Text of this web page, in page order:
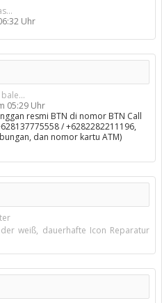
Uhr
05:29 Uhr
resmi BTN di nomor BTN Call
/ +6282282211196,
dan nomor kartu ATM)
weiß, dauerhafte Icon Reparatur